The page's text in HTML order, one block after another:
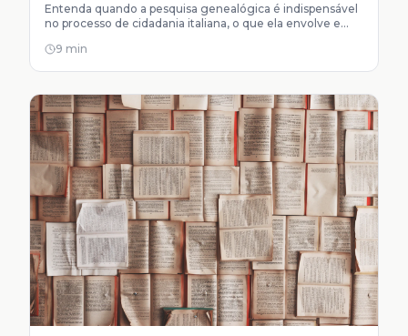
Entenda quando a pesquisa genealógica é indispensável
no processo de cidadania italiana, o que ela envolve e
9 min